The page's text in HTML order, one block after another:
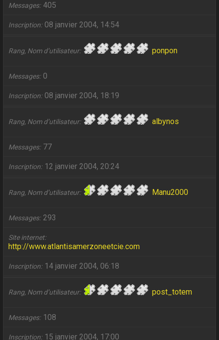
Messages 405
Inscription 08 janvier 2004, 14:54
Rang, Nom d’utilisateur ponpon
Messages 0
Inscription 08 janvier 2004, 18:19
Rang, Nom d’utilisateur albynos
Messages 77
Inscription 12 janvier 2004, 20:24
Rang, Nom d’utilisateur Manu2000
Messages 293
Site internet
http://www.atlantisamerzoneetcie.com
Inscription 14 janvier 2004, 06:18
Rang, Nom d’utilisateur post_totem
Messages 108
Inscription 15 janvier 2004, 17:00